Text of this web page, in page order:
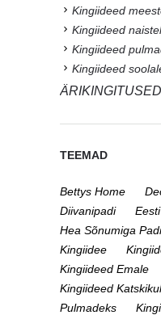
Kingiideed
Kingiideed
Kingiideed
Kingiideed
ÄRIKINGITUSED
TEEMAD
Bettys Home
Diivanipadi
Hea Sõnumiga Padi
Kingiidee
Kingiideed Emale
Kingiideed
Pulmadeks